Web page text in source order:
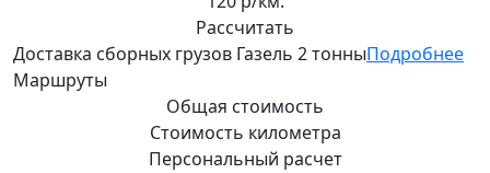
Рассчитать
Доставка сборных грузов Газель 2 тонныПодробнее
Маршруты
Общая стоимость
Стоимость километра
Персональный расчет